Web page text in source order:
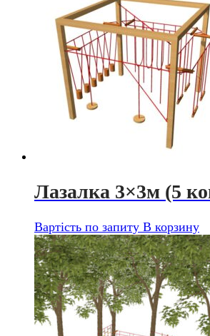
Лазалка 3×3м (5
Вартість по запиту В корзину